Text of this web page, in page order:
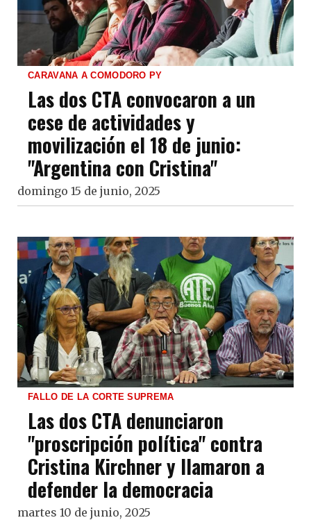
CARAVANA A COMODORO PY
Las dos CTA convocaron a un
cese de actividades y
movilización el 18 de junio:
"Argentina con Cristina"
domingo 15 de junio, 2025
FALLO DE LA CORTE SUPREMA
Las dos CTA denunciaron
"proscripción política" contra
Cristina Kirchner y llamaron a
defender la democracia
martes 10 de junio, 2025